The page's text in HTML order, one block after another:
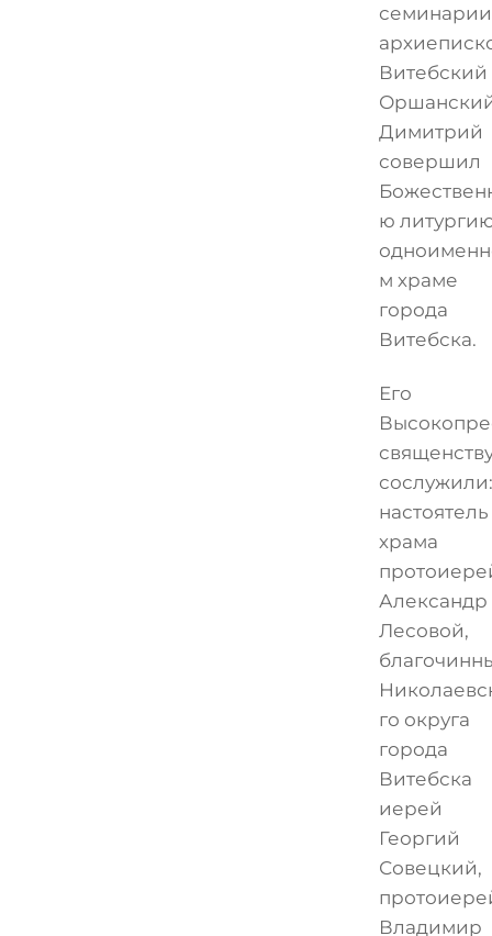
семинарии
Витебский
Димитрий
совершил
ю
м храме
города
Витебска.
Его
сослужили:
настоятель
храма
Александр
Лесовой,
го округа
города
Витебска
иерей
Георгий
Совецкий,
Владимир